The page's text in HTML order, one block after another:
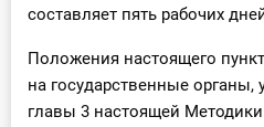
составляет пять рабочих
Положения настоящего
на государственные органы,
главы 3 настоящей